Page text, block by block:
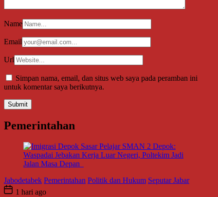
Name
Email
Url
Simpan nama, email, dan situs web saya pada peramban ini
untuk komentar saya berikutnya.
Pemerintahan
Jabodetabek Pemerintahan Politik dan Hukum Seputar Jabar
1 hari ago